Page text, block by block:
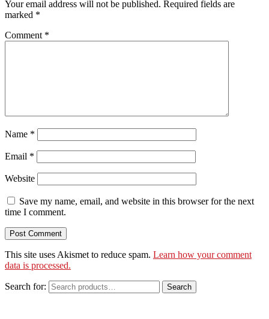
Your email address will not be published. Required fields are
marked *
Comment *
Name *
Email *
Website
Save my name, email, and website in this browser for the next
time I comment.
This site uses Akismet to reduce spam. Learn how your comment
data is processed.
Search for: Search